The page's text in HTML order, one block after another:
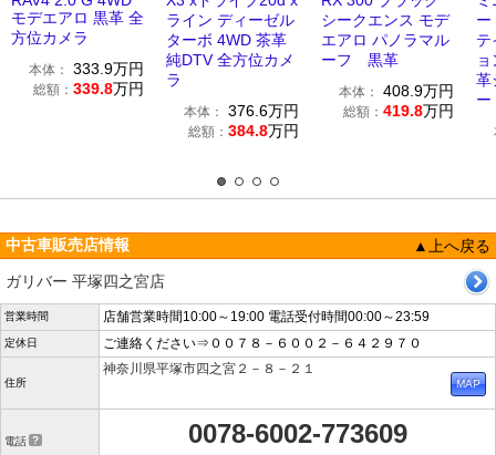
モデエアロ 黒革 全
方位カメラ
本体： 333.9万円
総額： 339.8万円
ライン ディーゼル
ターボ 4WD 茶革
純DTV 全方位カメ
ラ
本体： 376.6万円
総額： 384.8万円
シークエンス モデ
エアロ パノラマル
ーフ 黒革
本体： 408.9万円
総額： 419.8万円
ー
テ
革
ー
中古車販売店情報
▲上へ戻る
ガリバー 平塚四之宮店
営業時間 店舗営業時間10:00～19:00 電話受付時間00:00～23:59
定休日 ご連絡ください⇒００７８－６００２－６４２９７０
住所
神奈川県平塚市四之宮２－８－２１
電話 0078-6002-773609